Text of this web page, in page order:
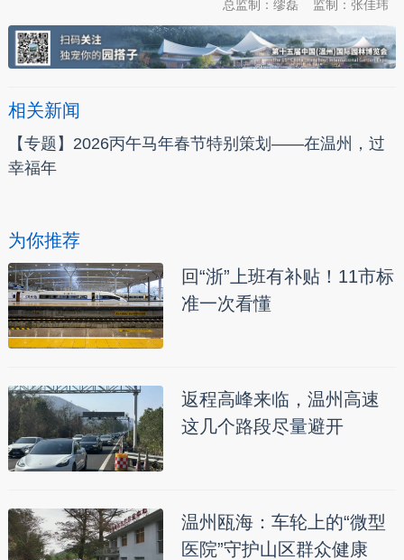
监制：张佳玮
总监制：缪磊
相关新闻
【专题】2026丙午马年春节特别策划——在温州，过
幸福年
为你推荐
回“浙”上班有补贴！11市标
准一次看懂
返程高峰来临，温州高速
这几个路段尽量避开
温州瓯海：车轮上的“微型
医院”守护山区群众健康